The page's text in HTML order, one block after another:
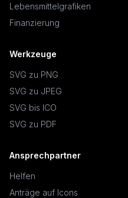
Lebensmittelgrafiken
Finanzierung
Werkzeuge
SVG zu PNG
SVG zu JPEG
SVG bis ICO
SVG zu PDF
Ansprechpartner
Helfen
Anträge auf Icons